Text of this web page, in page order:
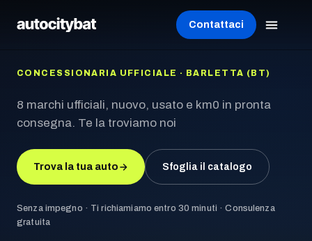
Contattaci
CONCESSIONARIA UFFICIALE · BARLETTA (BT)
8 marchi ufficiali, nuovo, usato e km0 in pronta
consegna. Te la troviamo noi
Trova la tua auto Sfoglia il catalogo
Senza impegno · Ti richiamiamo entro 30 minuti · Consulenza
gratuita